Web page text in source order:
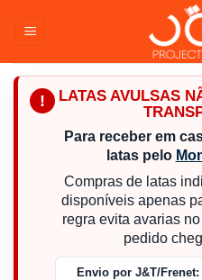
para
conteúdo
!
LATAS AVULSAS
Para receber em
latas pelo
Compras de latas
disponíveis apenas
regra evita avarias
pedido
Envio por J&T/Frenet: